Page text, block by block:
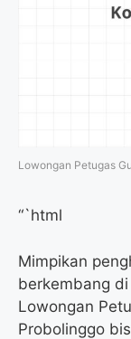
Lowongan Petugas
“`html
Mimpikan
berkembang
Lowongan
Probolinggo